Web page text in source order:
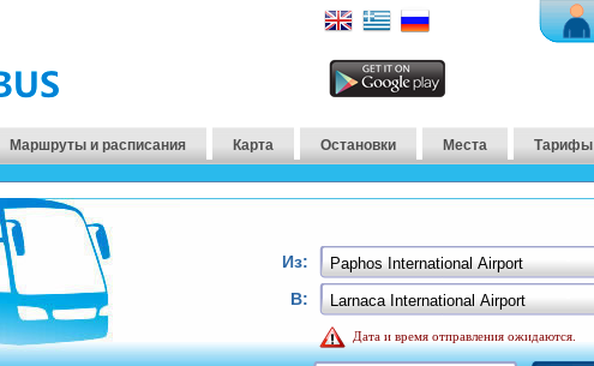
Маршруты и расписания Карта Остановки Места Тарифы
Из:
В:
Дата и время отправления ожидаются.